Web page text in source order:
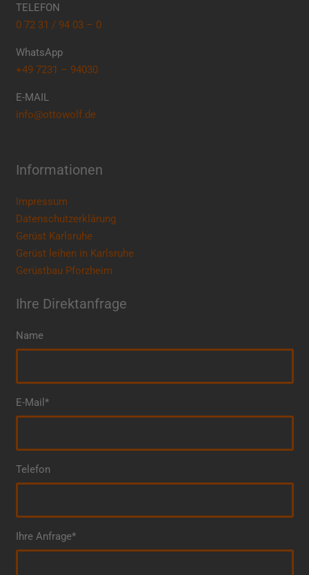
TELEFON
0 72 31 / 94 03 – 0
WhatsApp
+49 7231 – 94030
E-MAIL
info@ottowolf.de
Informationen
Impressum
Datenschutzerklärung
Gerüst Karlsruhe
Gerüst leihen in Karlsruhe
Gerüstbau Pforzheim
Ihre Direktanfrage
Name
E-Mail*
Telefon
Ihre Anfrage*